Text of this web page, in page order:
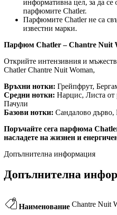
информативна цел, за да се
парфюмите Chatler.
Парфюмите Chatler не са
известни марки.
Парфюм Chatler – Chantre Nuit
Открийте интензивния и
Chatler Chantre Nuit Woman,
Връхни нотки: Грейпфрут,
Средни нотки: Нарцис, Листа от
Пачули
Базови нотки: Сандалово
Поръчайте сега парфюма
насладете на жизнен и
Допълнителна информация
Допълнителна
Наименование Chantre Nuit